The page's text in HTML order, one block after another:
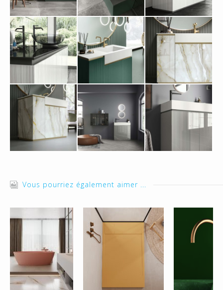
Vous pourriez également aimer ...